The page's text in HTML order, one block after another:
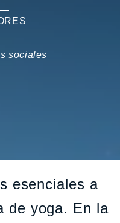
sociales
esenciales a
de yoga. En la